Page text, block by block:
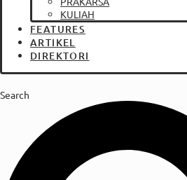
KULIAH
FEATURES
ARTIKEL
DIREKTORI
Search